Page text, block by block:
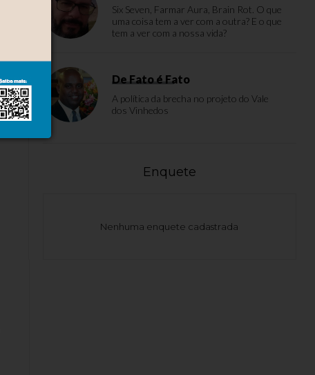
Six Seven, Farmar Aura, Brain Rot. O que
uma coisa tem a ver com a outra? E o que
tem a ver com a nossa vida?
De Fato é Fato
A política da brecha no projeto do Vale
dos Vinhedos
Enquete
Nenhuma enquete cadastrada